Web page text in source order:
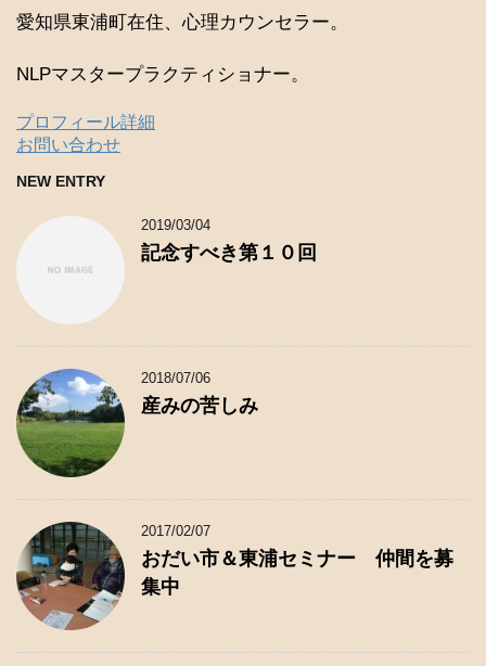
愛知県東浦町在住、心理カウンセラー。
NLPマスタープラクティショナー。
プロフィール詳細
お問い合わせ
NEW ENTRY
2019/03/04
記念すべき第１０回
2018/07/06
産みの苦しみ
2017/02/07
おだい市＆東浦セミナー 仲間を募
集中